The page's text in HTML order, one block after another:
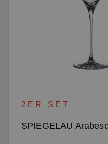
2ER-SET
SPIEGELAU